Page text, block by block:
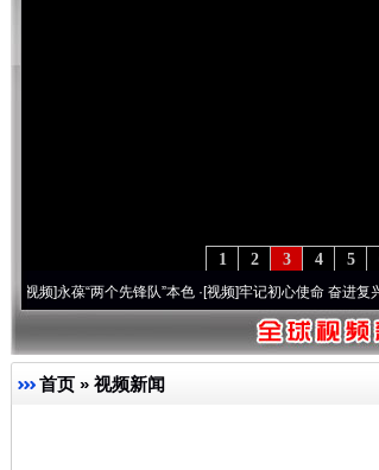
5
4
3
2
1
永葆“两个先锋队”本色·[视频]牢记初心使命 奋进复兴征程丨
首页 » 视频新闻